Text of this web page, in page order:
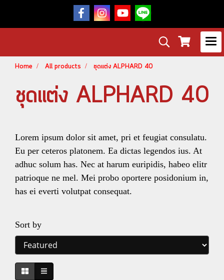
Home All products ชุดแต่ง ALPHARD 40
ชุดแต่ง ALPHARD 40
Lorem ipsum dolor sit amet, pri et feugiat consulatu.
Eu per ceteros platonem. Ea dictas legendos ius. At
adhuc solum has. Nec at harum euripidis, habeo elitr
patrioque ne mel. Mei probo oportere posidonium in,
has ei everti volutpat consequat.
Sort by